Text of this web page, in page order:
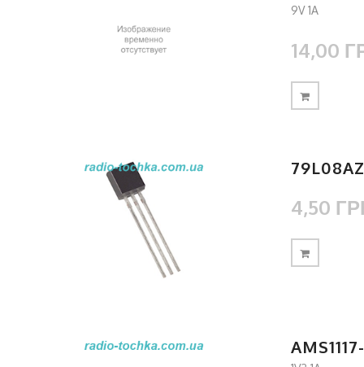
9V 1A
14,00
79L08AZ
4,50